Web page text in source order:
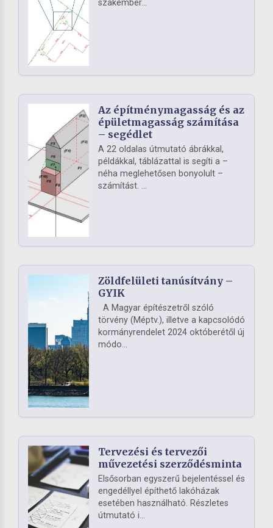
szakember...
Az építménymagasság és az
épületmagasság számítása
– segédlet
A 22 oldalas útmutató ábrákkal,
példákkal, táblázattal is segíti a –
néha meglehetősen bonyolult –
számítást. ...
Zöldfelületi tanúsítvány –
GYIK
A Magyar építészetről szóló
törvény (Méptv.), illetve a kapcsolódó
kormányrendelet 2024 októberétől új
módo...
Tervezési és tervezői
művezetési szerződésminta
Elsősorban egyszerű bejelentéssel és
engedéllyel építhető lakóházak
esetében használható. Részletes
útmutató i...